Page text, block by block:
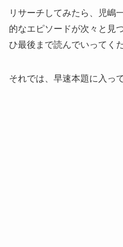
リサーチしてみたら、児嶋
的なエピソードが次々と見
ひ最後まで読んでいってく
それでは、早速本題に入っ